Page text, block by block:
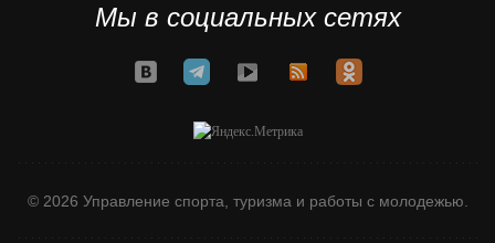
Мы в социальных сетях
© 2026 Управление спорта, туризма и работы с молодежью.